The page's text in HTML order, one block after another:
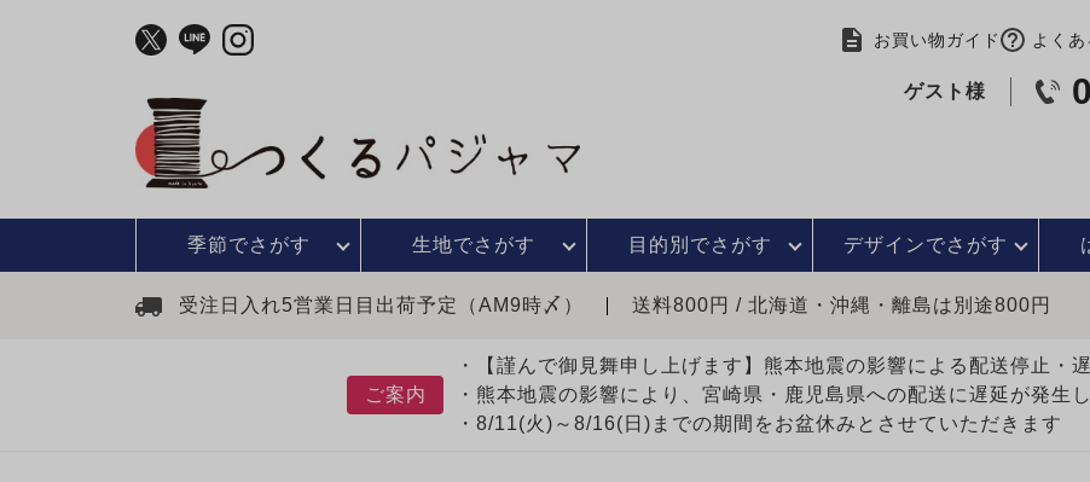
お買い物ガイド よく
ゲスト様
季節でさがす 生地でさがす 目的別でさがす デザインでさがす
受注日入れ5営業日目出荷予定（AM9時〆） 送料800円 / 北海道・沖縄・離島は別途800円
ご案内
・【謹んで御見舞申し上げます】熊本地震の影響による配送停止・
・熊本地震の影響により、宮崎県・鹿児島県への配送に遅延が発生
・8/11(火)～8/16(日)までの期間をお盆休みとさせていただきます